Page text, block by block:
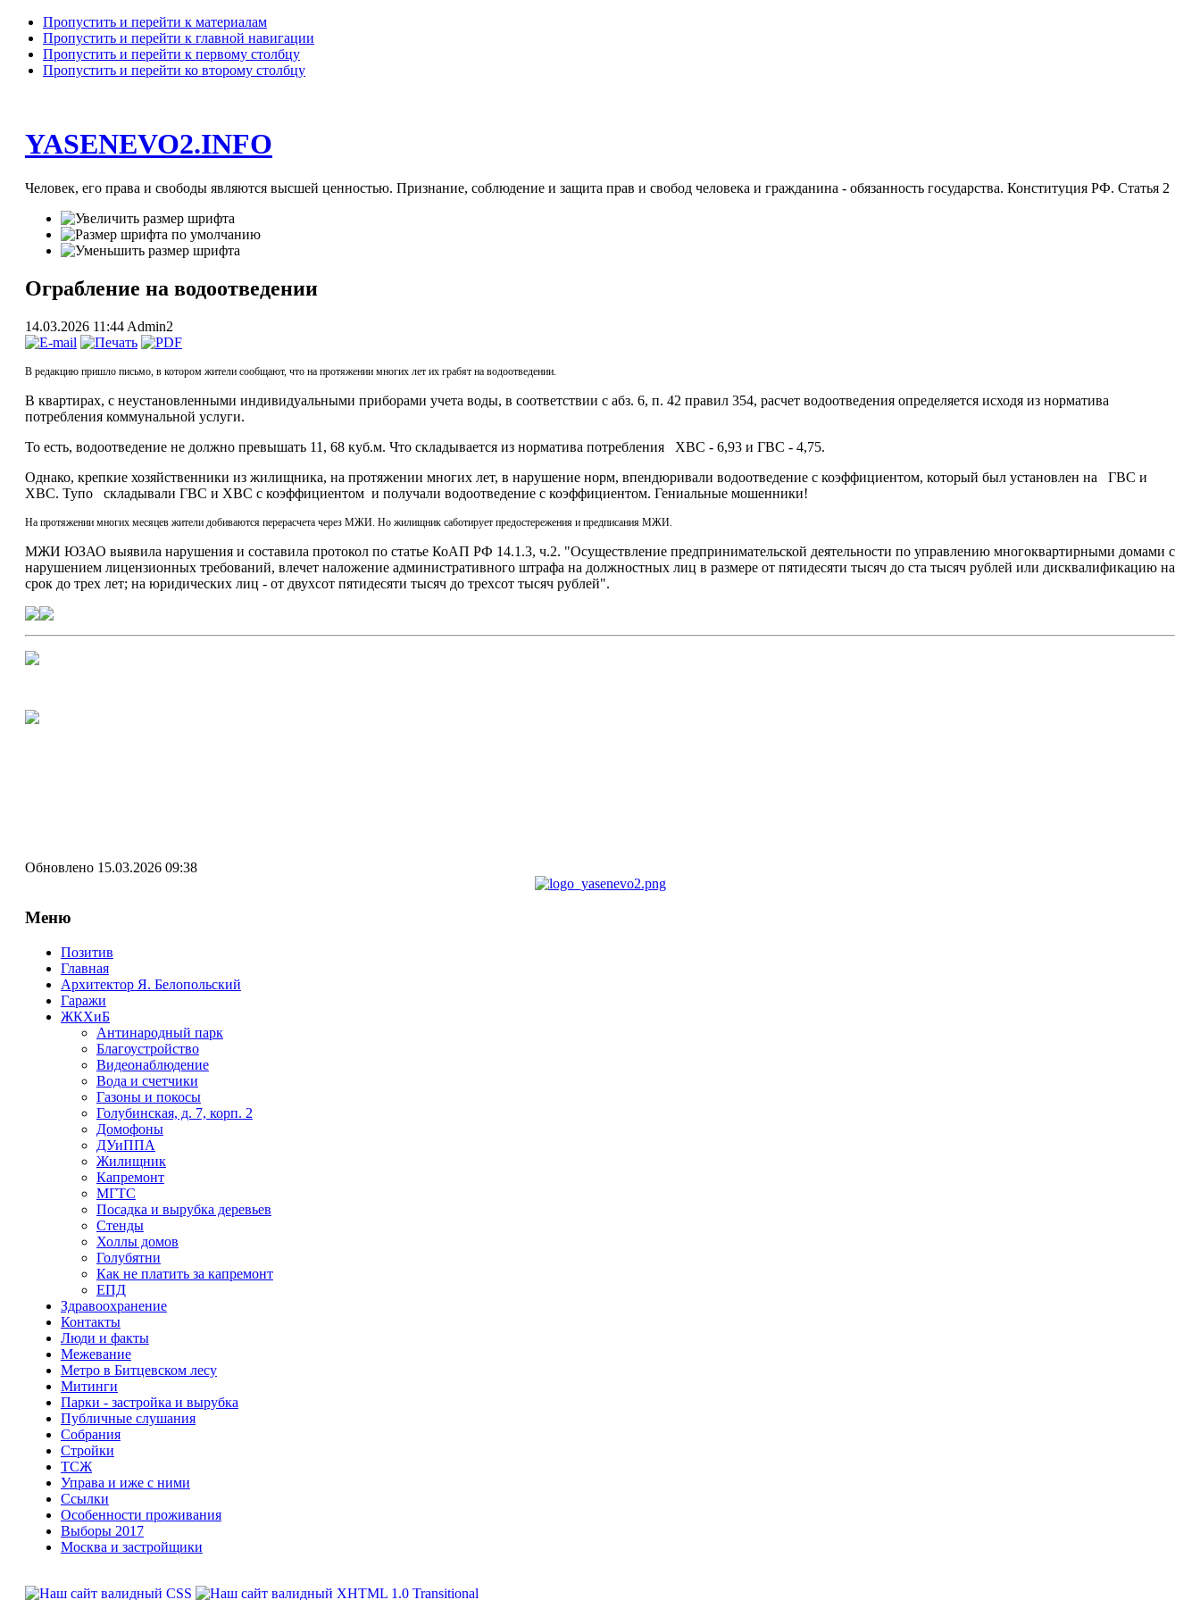
Пропустить и перейти к материалам
Пропустить и перейти к главной навигации
Пропустить и перейти к первому столбцу
Пропустить и перейти ко второму столбцу
YASENEVO2.INFO
Человек, его права и свободы являются высшей ценностью. Признание, соблюдение и защита прав и свобод человека и гражданина - обязанность государства. Конституция РФ. Статья 2
Ограбление на водоотведении
14.03.2026 11:44 Admin2
В редакцию пришло письмо, в котором жители сообщают, что на протяжении многих лет их грабят на водоотведении.
В квартирах, с неустановленными индивидуальными приборами учета воды, в соответствии с абз. 6, п. 42 правил 354, расчет водоотведения определяется исходя из норматива
потребления коммунальной услуги.
То есть, водоотведение не должно превышать 11, 68 куб.м. Что складывается из норматива потребления ХВС - 6,93 и ГВС - 4,75.
Однако, крепкие хозяйственники из жилищника, на протяжении многих лет, в нарушение норм, впендюривали водоотведение с коэффициентом, который был установлен на ГВС и
ХВС. Тупо складывали ГВС и ХВС с коэффициентом и получали водоотведение с коэффициентом. Гениальные мошенники!
На протяжении многих месяцев жители добиваются перерасчета через МЖИ. Но жилищник саботирует предостережения и предписания МЖИ.
МЖИ ЮЗАО выявила нарушения и составила протокол по статье КоАП РФ 14.1.3, ч.2. "Осуществление предпринимательской деятельности по управлению многоквартирными домами с
нарушением лицензионных требований, влечет наложение административного штрафа на должностных лиц в размере от пятидесяти тысяч до ста тысяч рублей или дисквалификацию на
срок до трех лет; на юридических лиц - от двухсот пятидесяти тысяч до трехсот тысяч рублей".
Обновлено 15.03.2026 09:38
Меню
Позитив
Главная
Архитектор Я. Белопольский
Гаражи
ЖКХиБ
Антинародный парк
Благоустройство
Видеонаблюдение
Вода и счетчики
Газоны и покосы
Голубинская, д. 7, корп. 2
Домофоны
ДУиППА
Жилищник
Капремонт
МГТС
Посадка и вырубка деревьев
Стенды
Холлы домов
Голубятни
Как не платить за капремонт
ЕПД
Здравоохранение
Контакты
Люди и факты
Межевание
Метро в Битцевском лесу
Митинги
Парки - застройка и вырубка
Публичные слушания
Собрания
Стройки
ТСЖ
Управа и иже с ними
Ссылки
Особенности проживания
Выборы 2017
Москва и застройщики